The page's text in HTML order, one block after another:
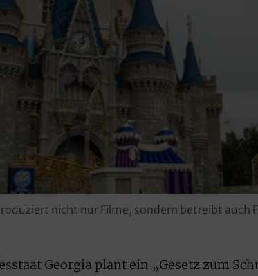
nicht nur Filme, sondern betreibt auch
Georgia plant ein „Gesetz zum